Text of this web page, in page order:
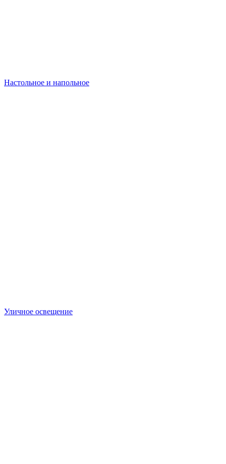
Настольное и напольное
Уличное освещение